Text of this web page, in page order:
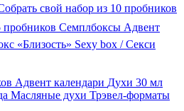
свой набор из 10 пробников
пробников Семплбоксы Адвент
«Близость» Sexy box / Секси
Адвент календари Духи 30 мл
Масляные духи Трэвел-форматы